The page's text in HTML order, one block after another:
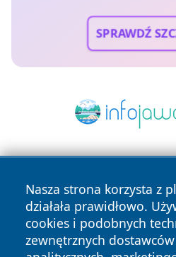
SPRAWDŹ
Nasza strona korzysta z
działała prawidłowo.
cookies i podobnych
zewnętrznych
Copyright © 2026 raciborski24.pl